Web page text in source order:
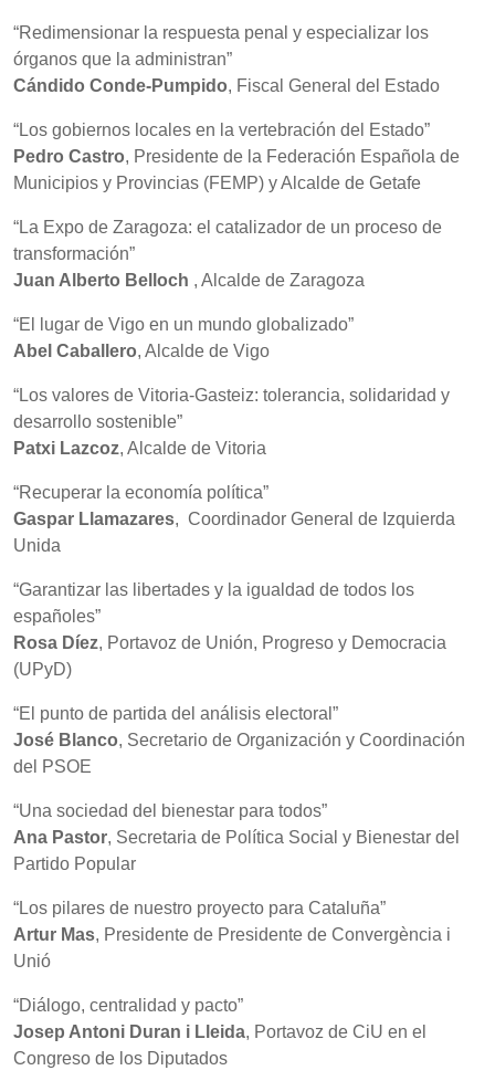
“Redimensionar la respuesta penal y especializar los
órganos que la administran”
Cándido Conde-Pumpido, Fiscal General del Estado
“Los gobiernos locales en la vertebración del Estado”
Pedro Castro, Presidente de la Federación Española de
Municipios y Provincias (FEMP) y Alcalde de Getafe
“La Expo de Zaragoza: el catalizador de un proceso de
transformación”
Juan Alberto Belloch , Alcalde de Zaragoza
“El lugar de Vigo en un mundo globalizado”
Abel Caballero, Alcalde de Vigo
“Los valores de Vitoria-Gasteiz: tolerancia, solidaridad y
desarrollo sostenible”
Patxi Lazcoz, Alcalde de Vitoria
“Recuperar la economía política”
Gaspar Llamazares, Coordinador General de Izquierda
Unida
“Garantizar las libertades y la igualdad de todos los
españoles”
Rosa Díez, Portavoz de Unión, Progreso y Democracia
(UPyD)
“El punto de partida del análisis electoral”
José Blanco, Secretario de Organización y Coordinación
del PSOE
“Una sociedad del bienestar para todos”
Ana Pastor, Secretaria de Política Social y Bienestar del
Partido Popular
“Los pilares de nuestro proyecto para Cataluña”
Artur Mas, Presidente de Presidente de Convergència i
Unió
“Diálogo, centralidad y pacto”
Josep Antoni Duran i Lleida, Portavoz de CiU en el
Congreso de los Diputados